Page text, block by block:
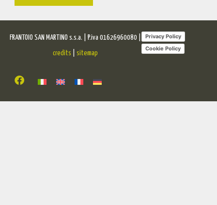
FRANTOIO SAN MARTINO s.s.a. | P.iva 01626960080 |
credits |sitemap
Privacy Policy
Cookie Policy